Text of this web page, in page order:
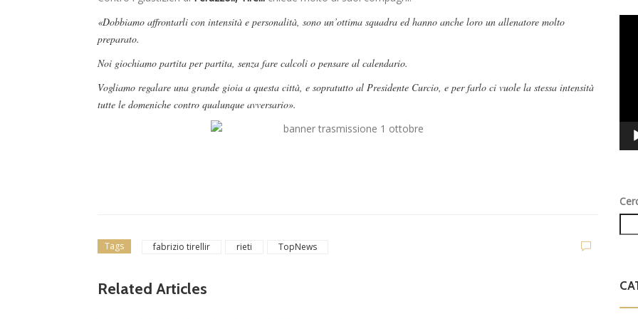
«Dobbiamo affrontarli con intensità e personalità, sono un’ottima squadra ed hanno anche loro un allenatore molto
preparato.
Noi giochiamo partita per partita, senza fare calcoli o pensare al calendario.
Vogliamo regalare una grande gioia a questa città, e sopratutto al Presidente Curcio, e per farlo ci vuole la stessa intensità
tutte le domeniche contro qualunque avversario».
Tags fabrizio tirellir rieti TopNews
Related Articles
Serie D, ufficializzati